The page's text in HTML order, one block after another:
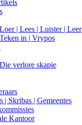
Loer | Lees | Luister | Leer
Teken in | Vrypos
Die verlore skapie
| Skribas | Gemeentes
Kantoor